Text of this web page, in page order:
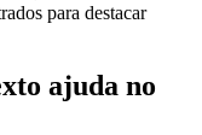
para destacar
ajuda no